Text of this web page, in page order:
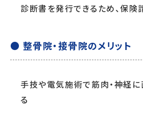
診断書を発行できるため、保険
● 整骨院・接骨院のメリット
手技や電気施術で筋肉・神経
る